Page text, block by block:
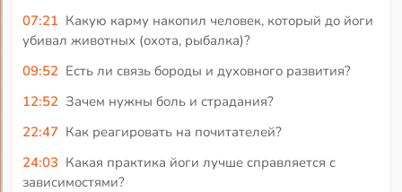
07:21 Какую карму накопил человек, который до йоги
убивал животных (охота, рыбалка)?
09:52 Есть ли связь бороды и духовного развития?
12:52 Зачем нужны боль и страдания?
22:47 Как реагировать на почитателей?
24:03 Какая практика йоги лучше справляется с
зависимостями?